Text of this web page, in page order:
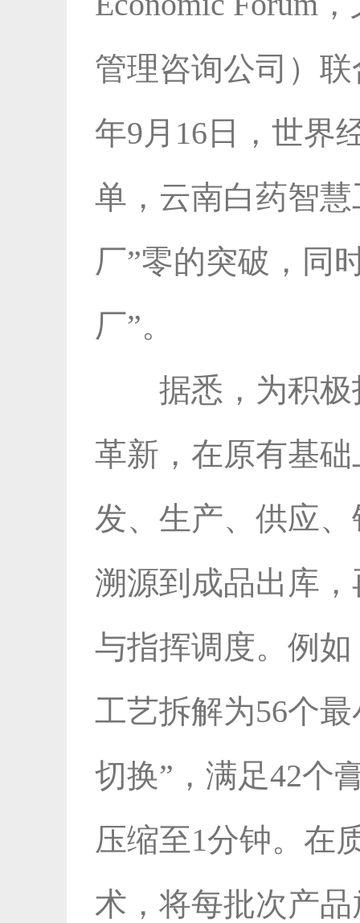
管理咨询公司）
年9月16日，世界
单，云南白药智
厂”零的突破，同
厂”。
据悉，为积
革新，在原有基
发、生产、供应
溯源到成品出库
与指挥调度。例
工艺拆解为56个
切换”，满足42个
压缩至1分钟。在
术，将每批次产